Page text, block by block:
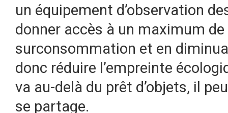
un équipement d’observation
donner accès à un maximum
surconsommation et en
donc réduire l’empreinte
va au-delà du prêt d’objets, il
se partage.